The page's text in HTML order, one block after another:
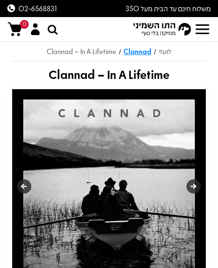
משלוח חינם עד הבית מעל 350
ש״ח
02-6568831
0
לועזי /
Clannad
/
Clannad – In A Lifetime
Clannad – In A Lifetime